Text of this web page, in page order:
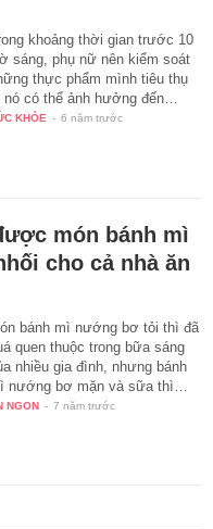
khoảng thời gian trước 10
sáng, phụ nữ nên kiểm soát
thực phẩm mình tiêu thụ
nó có thể ảnh hưởng đến…
KHỎE - 6 năm trước
món bánh mì
cho cả nhà ăn
bánh mì nướng bơ tỏi thì đã
quen thuộc trong bữa sáng
nhiều gia đình, nhưng bánh
nướng bơ mặn và sữa thì…
NGON - 7 năm trước